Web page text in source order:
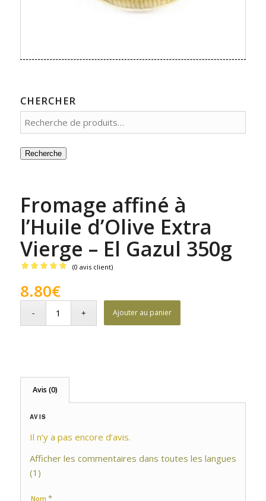
CHERCHER
Recherche
Fromage affiné à
l’Huile d’Olive Extra
Vierge – El Gazul 350g
sur 5 basé
(0 avis client)
8.80€
Ajouter au panier
Avis (0)
AVIS
Il n’y a pas encore d’avis.
Afficher les commentaires dans toutes les langues
(1)
Nom *